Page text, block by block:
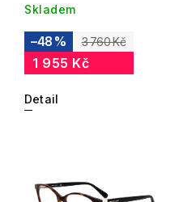
Skladem
3 760 Kč
–48 %
1 955 Kč
Detail